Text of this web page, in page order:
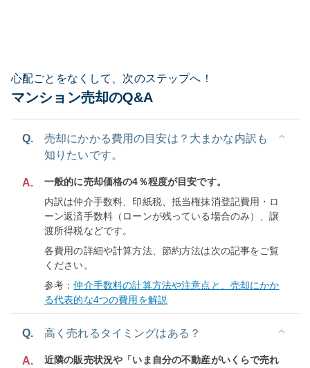
心配ごとをなくして、次のステップへ！
マンション売却のQ&A
Q.
売却にかかる費用の目安は？大まかな内訳も
知りたいです。
A.
一般的に売却価格の4％程度が目安です。
内訳は仲介手数料、印紙税、抵当権抹消登記費用・ロ
ーン返済手数料（ローンが残っている場合のみ）、譲
渡所得税などです。
各費用の詳細や計算方法、節約方法は次の記事をご覧
ください。
参考：仲介手数料の計算方法や注意点と、売却にかか
る代表的な4つの費用を解説
Q. 高く売れるタイミングはある？
A.
近隣の販売状況や「いま自分の不動産がいくらで売れ